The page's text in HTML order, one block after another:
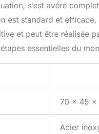
s’est avéré
est standard et
et peut être réalisée
essentielles du
70 x 45 x
Acier